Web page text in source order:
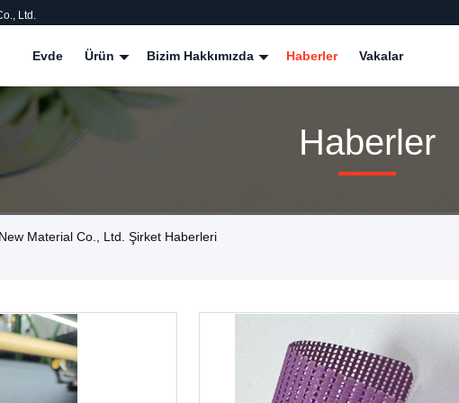
Ltd.
Evde Ürün Bizim Hakkımızda Haberler Vakalar
Haberler
Material Co., Ltd. Şirket Haberleri